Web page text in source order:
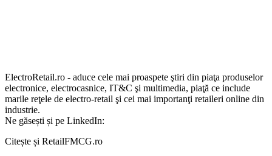
ElectroRetail.ro - aduce cele mai proaspete ştiri din piaţa produselor
electronice, electrocasnice, IT&C şi multimedia, piaţă ce include
marile reţele de electro-retail şi cei mai importanţi retaileri online din
industrie.
Ne găsești și pe LinkedIn:
Citește și RetailFMCG.ro